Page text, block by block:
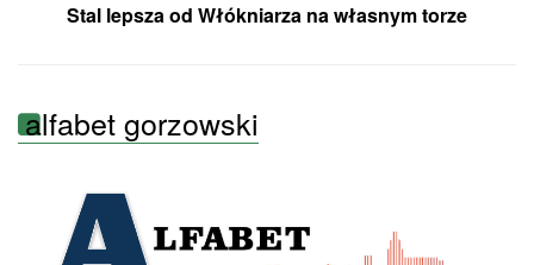
Stal lepsza od Włókniarza na własnym torze
alfabet gorzowski